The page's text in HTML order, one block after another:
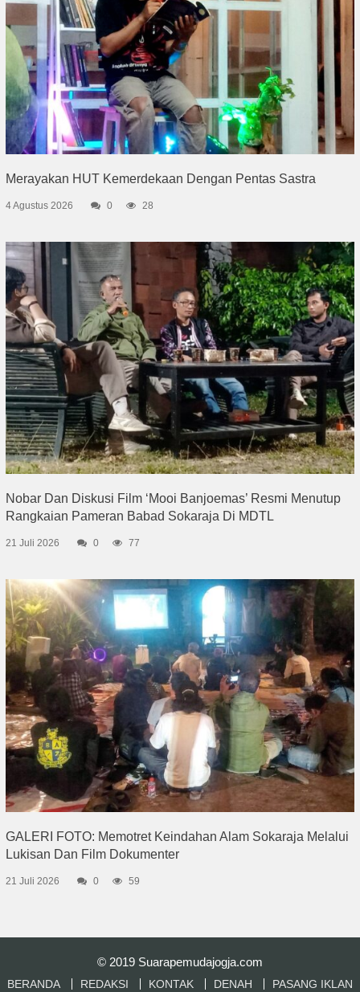
Merayakan HUT Kemerdekaan Dengan Pentas Sastra
4 Agustus 2026 0 28
Nobar Dan Diskusi Film ‘Mooi Banjoemas’ Resmi Menutup
Rangkaian Pameran Babad Sokaraja Di MDTL
21 Juli 2026 0 77
GALERI FOTO: Memotret Keindahan Alam Sokaraja Melalui
Lukisan Dan Film Dokumenter
21 Juli 2026 0 59
© 2019 Suarapemudajogja.com
BERANDA REDAKSI KONTAK DENAH PASANG IKLAN